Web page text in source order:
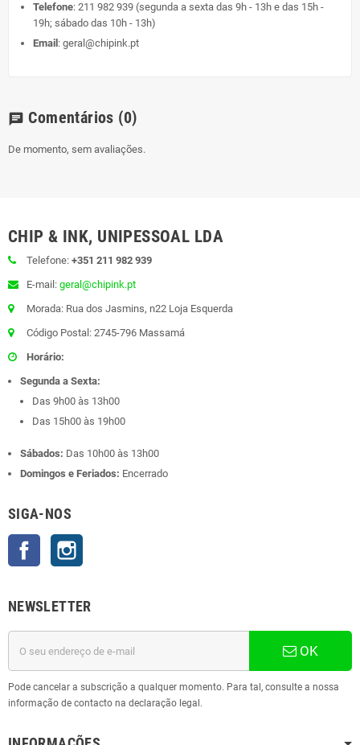
Telefone: 211 982 939 (segunda a sexta das 9h - 13h e das 15h -
19h; sábado das 10h - 13h)
Email : geral@chipink.pt
chat Comentários (0)
De momento, sem avaliações.
CHIP & INK, UNIPESSOAL LDA
Telefone: +351 211 982 939
E-mail: geral@chipink.pt
Morada: Rua dos Jasmins, n22 Loja Esquerda
Código Postal: 2745-796 Massamá
Horário:
Segunda a Sexta:
Das 9h00 às 13h00
Das 15h00 às 19h00
Sábados: Das 10h00 às 13h00
Domingos e Feriados: Encerrado
SIGA-NOS
Facebook
NEWSLETTER
OK
Pode cancelar a subscrição a qualquer momento. Para tal, consulte a nossa
informação de contacto na declaração legal.